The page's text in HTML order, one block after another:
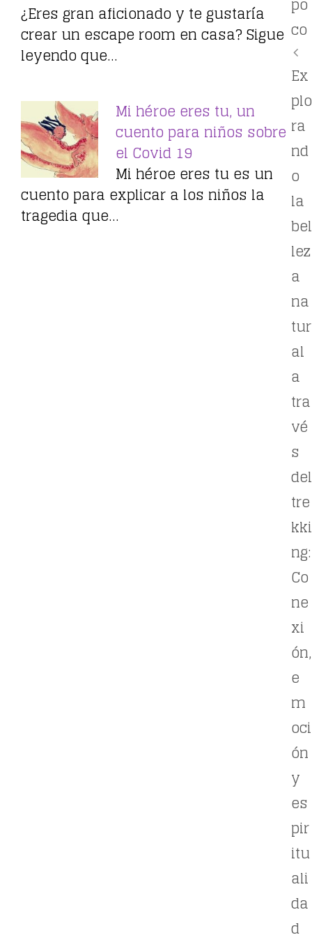
¿Eres gran aficionado y te gustaría
crear un escape room en casa? Sigue
leyendo que…
Mi héroe eres tu, un
cuento para niños sobre
el Covid 19
Mi héroe eres tu es un
cuento para explicar a los niños la
tragedia que…
co
Ex
plo
ra
nd
o
la
bel
lez
a
na
tur
al
a
tra
vé
s
del
tre
kki
ng:
Co
ne
xi
ón,
e
m
oci
ón
y
es
pir
itu
ali
da
d